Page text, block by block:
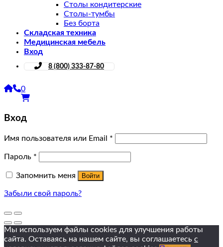
Столы кондитерские
Столы-тумбы
Без борта
Складская техника
Медицинская мебель
Вход
8 (800) 333-87-80
0
Вход
Имя пользователя или Email *
Пароль *
Запомнить меня Войти
Забыли свой пароль?
Мы используем файлы cookies для улучшения работы
сайта. Оставаясь на нашем сайте, вы соглашаетесь с